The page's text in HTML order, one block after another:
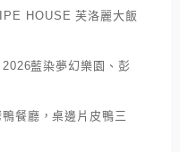
HOUSE 芙洛麗大飯
藍染夢幻樂園、彭
餐廳，桌邊片皮鴨三